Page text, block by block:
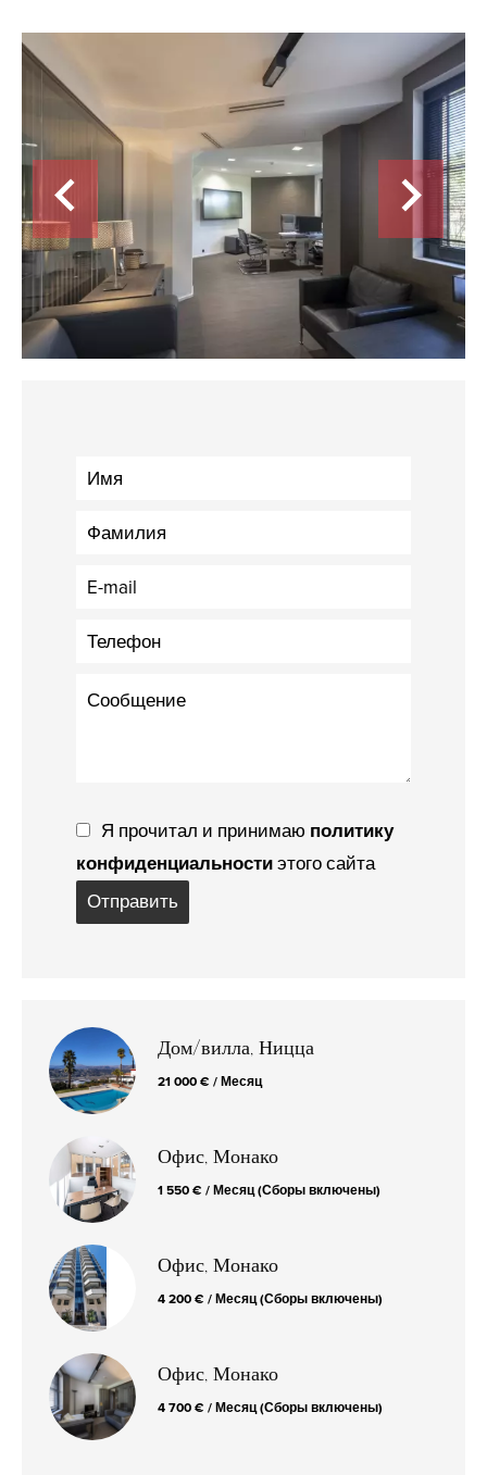
Я прочитал и принимаю политику
конфиденциальностиэтого сайта
Отправить
Дом/вилла, Ницца
21 000 € / Месяц
Офис, Монако
1 550 € / Месяц (Сборы включены)
Офис, Монако
4 200 € / Месяц (Сборы включены)
Офис, Монако
4 700 € / Месяц (Сборы включены)